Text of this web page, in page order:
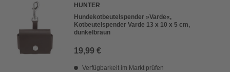
HUNTER
Hundekotbeutelspender »Varde«,
Kotbeutelspender Varde 13 x 10 x 5 cm,
dunkelbraun
19,99 €
Verfügbarkeit im Markt prüfen